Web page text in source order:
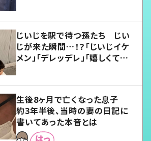
じいじを駅で待つ孫たち じい
じが来た瞬間…！？「じいじイケ
メン」「デレッデレ」「嬉しくて可
生後8ヶ月で亡くなった息子
約3年半後、当時の妻の日記に
書いてあった本音とは